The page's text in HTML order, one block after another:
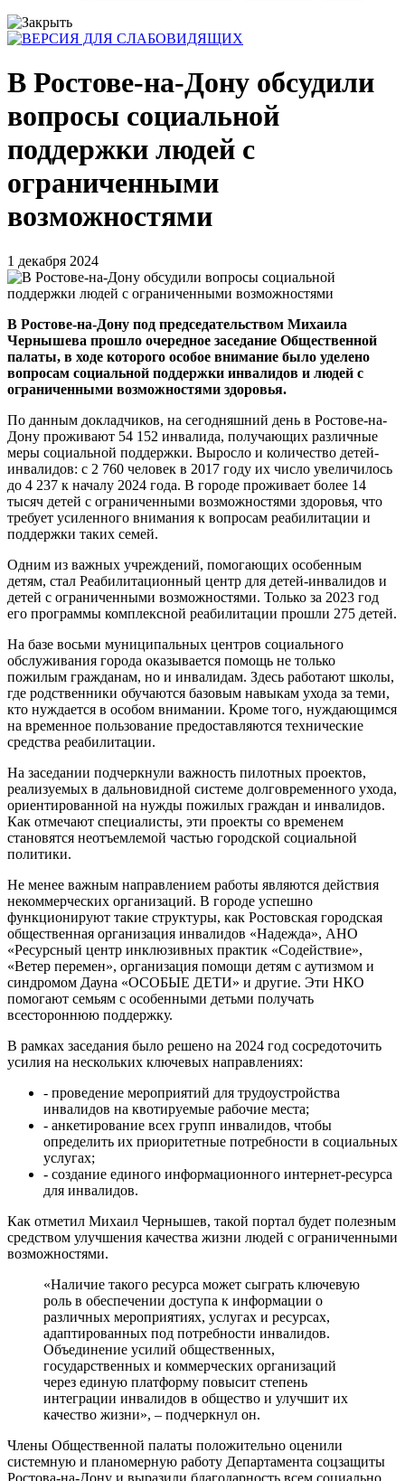
В Ростове-на-Дону обсудили
вопросы социальной
поддержки людей с
ограниченными
возможностями
1 декабря 2024
В Ростове-на-Дону под председательством Михаила
Чернышева прошло очередное заседание Общественной
палаты, в ходе которого особое внимание было уделено
вопросам социальной поддержки инвалидов и людей с
ограниченными возможностями здоровья.
По данным докладчиков, на сегодняшний день в Ростове-на-
Дону проживают 54 152 инвалида, получающих различные
меры социальной поддержки. Выросло и количество детей-
инвалидов: с 2 760 человек в 2017 году их число увеличилось
до 4 237 к началу 2024 года. В городе проживает более 14
тысяч детей с ограниченными возможностями здоровья, что
требует усиленного внимания к вопросам реабилитации и
поддержки таких семей.
Одним из важных учреждений, помогающих особенным
детям, стал Реабилитационный центр для детей-инвалидов и
детей с ограниченными возможностями. Только за 2023 год
его программы комплексной реабилитации прошли 275 детей.
На базе восьми муниципальных центров социального
обслуживания города оказывается помощь не только
пожилым гражданам, но и инвалидам. Здесь работают школы,
где родственники обучаются базовым навыкам ухода за теми,
кто нуждается в особом внимании. Кроме того, нуждающимся
на временное пользование предоставляются технические
средства реабилитации.
На заседании подчеркнули важность пилотных проектов,
реализуемых в дальновидной системе долговременного ухода,
ориентированной на нужды пожилых граждан и инвалидов.
Как отмечают специалисты, эти проекты со временем
становятся неотъемлемой частью городской социальной
политики.
Не менее важным направлением работы являются действия
некоммерческих организаций. В городе успешно
функционируют такие структуры, как Ростовская городская
общественная организация инвалидов «Надежда», АНО
«Ресурсный центр инклюзивных практик «Содействие»,
«Ветер перемен», организация помощи детям с аутизмом и
синдромом Дауна «ОСОБЫЕ ДЕТИ» и другие. Эти НКО
помогают семьям с особенными детьми получать
всестороннюю поддержку.
В рамках заседания было решено на 2024 год сосредоточить
усилия на нескольких ключевых направлениях:
- проведение мероприятий для трудоустройства
инвалидов на квотируемые рабочие места;
- анкетирование всех групп инвалидов, чтобы
определить их приоритетные потребности в социальных
услугах;
- создание единого информационного интернет-ресурса
для инвалидов.
Как отметил Михаил Чернышев, такой портал будет полезным
средством улучшения качества жизни людей с ограниченными
возможностями.
«Наличие такого ресурса может сыграть ключевую
роль в обеспечении доступа к информации о
различных мероприятиях, услугах и ресурсах,
адаптированных под потребности инвалидов.
Объединение усилий общественных,
государственных и коммерческих организаций
через единую платформу повысит степень
интеграции инвалидов в общество и улучшит их
качество жизни», – подчеркнул он.
Члены Общественной палаты положительно оценили
системную и планомерную работу Департамента соцзащиты
Ростова-на-Дону и выразили благодарность всем социально